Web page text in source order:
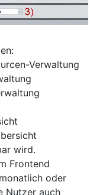
Verwaltung
wird.
Frontend
oder
Nutzer auch